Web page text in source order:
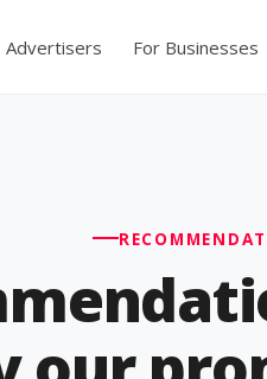
Advertisers For Businesses